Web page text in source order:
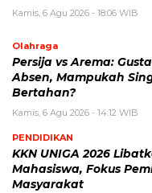
Kamis, 6 Agu 2026 - 18:06 WIB
Olahraga
Persija vs Arema:
Absen, Mampukah
Bertahan?
Kamis, 6 Agu 2026 - 14:12 WIB
PENDIDIKAN
KKN UNIGA 2026
Mahasiswa, Fokus
Masyarakat